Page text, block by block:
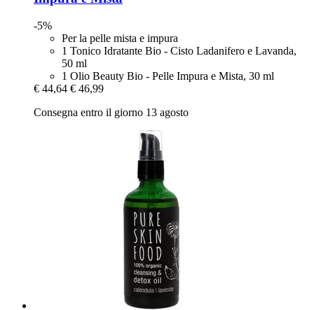
-5%
Per la pelle mista e impura
1 Tonico Idratante Bio - Cisto Ladanifero e Lavanda,
50 ml
1 Olio Beauty Bio - Pelle Impura e Mista, 30 ml
€ 44,64 € 46,99
Consegna entro il giorno 13 agosto